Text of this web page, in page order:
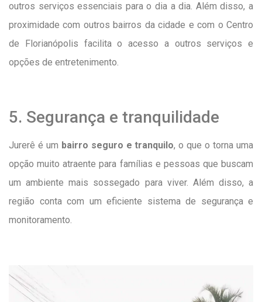
outros serviços essenciais para o dia a dia. Além disso, a
proximidade com outros bairros da cidade e com o Centro
de Florianópolis facilita o acesso a outros serviços e
opções de entretenimento.
5. Segurança e tranquilidade
Jurerê é um bairro seguro e tranquilo, o que o torna uma
opção muito atraente para famílias e pessoas que buscam
um ambiente mais sossegado para viver. Além disso, a
região conta com um eficiente sistema de segurança e
monitoramento.